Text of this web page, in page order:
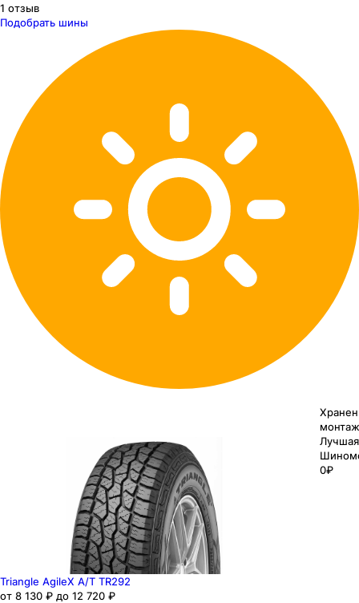
1 отзыв
Подобрать шины
0₽
Triangle AgileX A/T TR292
от 8 130 ₽ до 12 720 ₽